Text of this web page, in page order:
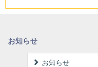
お知らせ
お知らせ